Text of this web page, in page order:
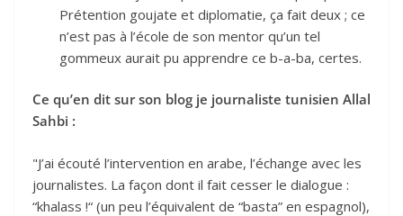
Prétention goujate et diplomatie, ça fait deux ; ce
n’est pas à l’école de son mentor qu’un tel
gommeux aurait pu apprendre ce b-a-ba, certes.
Ce qu’en dit sur son blog je journaliste tunisien Allal
Sahbi :
"J’ai écouté l’intervention en arabe, l’échange avec les
journalistes. La façon dont il fait cesser le dialogue :
“khalass !“ (un peu l’équivalent de “basta” en espagnol),